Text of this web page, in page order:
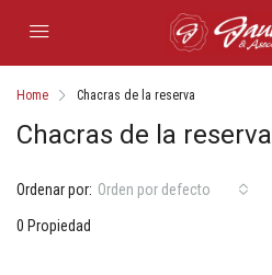
Home Chacras de la reserva
Chacras de la reserva
0 Propiedad
Ordenar por: Orden por defecto